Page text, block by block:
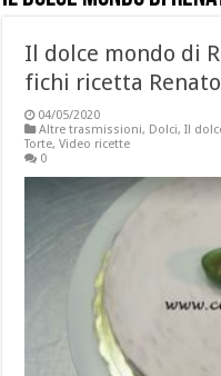
Il dolce mondo di
fichi ricetta
04/05/2020
Altre trasmissioni, Dolci,Il
Torte,Video ricette
0